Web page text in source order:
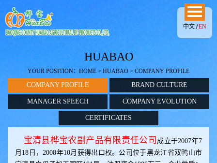
中文 EN
HUABAO
YOUR POSITION： HOME > HUABAO > COMPANY PROFILE
COMPANY PROFILE BRAND CULTURE
MANAGER SPEECH COMPANY EVOLUTION
CERTIFICATES
宝清县桦宝农副产品有限责任公司 成立于2007年7
月18日，2008年10月获得出口权。公司位于黑龙江省双鸭山市